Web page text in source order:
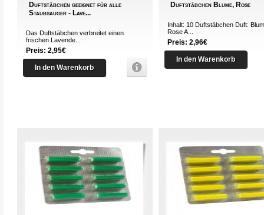
Duftstäbchen geeignet für alle
Staubsauger - Lave...
Das Duftstäbchen verbreitet einen
frischen Lavende...
Preis: 2,95€
In den Warenkorb
Duftstäbchen Blume, Rose
Inhalt: 10 Duftstäbchen Duft:
Rose A...
Preis: 2,96€
In den Warenkorb